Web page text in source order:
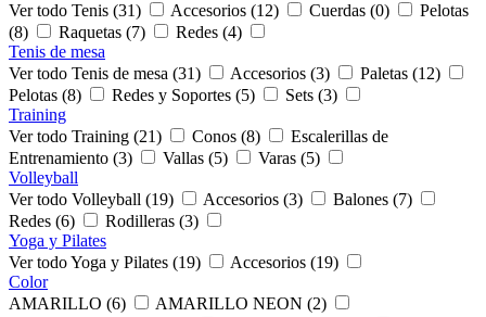
Ver todo Tenis (31)
Accesorios (12) Cuerdas (0)
Pelotas
(8)
Raquetas (7)
Redes (4)
Tenis de mesa
Ver todo Tenis de mesa (31)
Accesorios (3)
Paletas (12)
Pelotas (8)
Redes y Soportes (5)
Sets (3)
Training
Ver todo Training (21)
Conos (8)
Escalerillas de
Entrenamiento (3)
Vallas (5)
Varas (5)
Volleyball
Ver todo Volleyball (19)
Accesorios (3)
Balones (7)
Redes (6)
Rodilleras (3)
Yoga y Pilates
Ver todo Yoga y Pilates (19)
Accesorios (19)
Color
AMARILLO (6)
AMARILLO NEON (2)